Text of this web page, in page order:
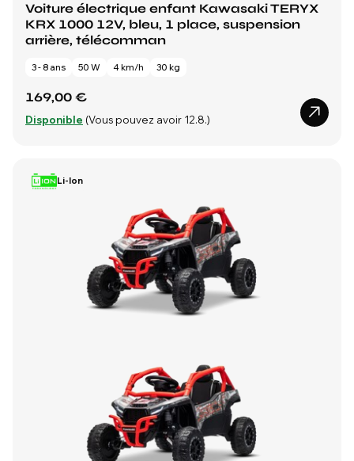
Voiture électrique enfant Kawasaki TERYX
KRX 1000 12V, bleu, 1 place, suspension
arrière, télécomman
3 - 8 ans 50 W 4 km/h 30 kg
169,00 €
Disponible (Vous pouvez avoir 12.8.)
Li-Ion